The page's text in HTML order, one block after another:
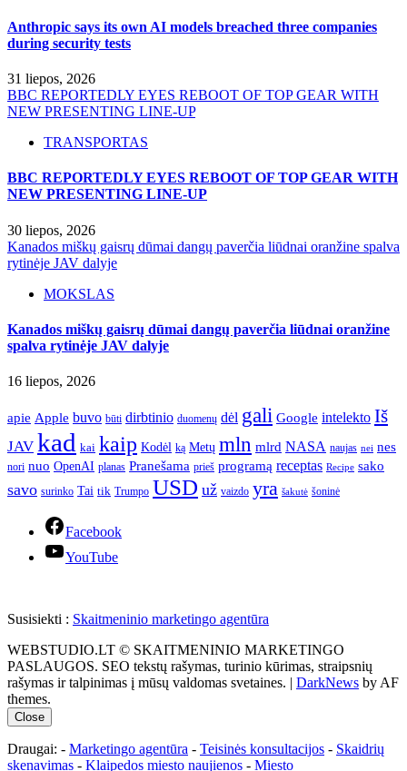
Anthropic says its own AI models breached three companies
during security tests
31 liepos, 2026
BBC REPORTEDLY EYES REBOOT OF TOP GEAR WITH
NEW PRESENTING LINE-UP
TRANSPORTAS
BBC REPORTEDLY EYES REBOOT OF TOP GEAR WITH
NEW PRESENTING LINE-UP
30 liepos, 2026
Kanados miškų gaisrų dūmai dangų paverčia liūdnai oranžine spalva
rytinėje JAV dalyje
MOKSLAS
Kanados miškų gaisrų dūmai dangų paverčia liūdnai oranžine
spalva rytinėje JAV dalyje
16 liepos, 2026
apie Apple buvo būti dirbtinio duomenų dėl gali Google intelekto Iš
JAV kad kai kaip Kodėl ką Metų mln mlrd NASA naujas nei nes
nori nuo OpenAI planas Pranešama prieš programą receptas Recipe sako
savo surinko Tai tik Trumpo USD už vaizdo yra šakutė šoninė
Facebook
YouTube
Susisiekti : Skaitmeninio marketingo agentūra
WEBSTUDIO.LT © SKAITMENINIO MARKETINGO
PASLAUGOS. SEO tekstų rašymas, turinio kūrimas, straipsnių
rašymas ir talpinimas į mūsų valdomas svetaines. | DarkNews by AF
themes.
Close
Draugai: - Marketingo agentūra - Teisinės konsultacijos - Skaidrių
skenavimas - Klaipedos miesto naujienos - Miesto